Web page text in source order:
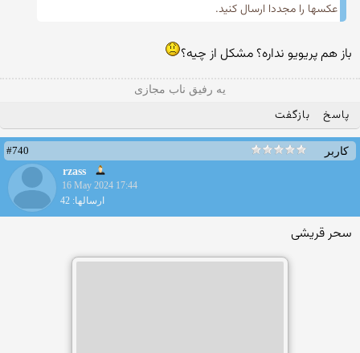
عکسها را مجددا ارسال کنید.
باز هم پریویو نداره؟ مشکل از چیه؟
یه رفیق ناب مجازی
پاسخ بازگفت
کاربر
#740
rzass
16 May 2024 17:44
ارسالها: 42
سحر قریشی